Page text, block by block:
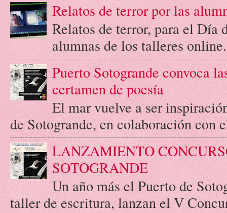
Relatos de terror por las
Relatos de terror, para el Día
alumnas de los talleres
Puerto Sotogrande convoca
certamen de poesía
El mar vuelve a ser
de Sotogrande, en colaboración con
LANZAMIENTO
SOTOGRANDE
Un año más el Puerto de
taller de escritura, lanzan el V